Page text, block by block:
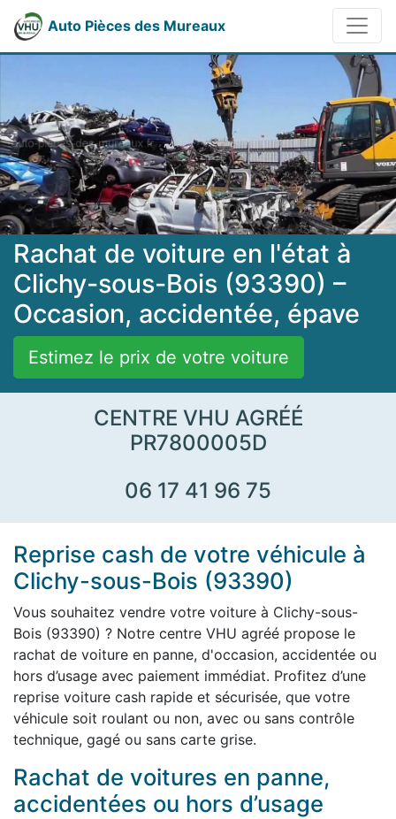
Auto Pièces des Mureaux
Rachat de voiture en l'état à
Clichy-sous-Bois (93390) –
Occasion, accidentée, épave
Estimez le prix de votre voiture
CENTRE VHU AGRÉÉ
PR7800005D
06 17 41 96 75
Reprise cash de votre véhicule à
Clichy-sous-Bois (93390)
Vous souhaitez vendre votre voiture à Clichy-sous-
Bois (93390) ? Notre centre VHU agréé propose le
rachat de voiture en panne, d'occasion, accidentée ou
hors d’usage avec paiement immédiat. Profitez d’une
reprise voiture cash rapide et sécurisée, que votre
véhicule soit roulant ou non, avec ou sans contrôle
technique, gagé ou sans carte grise.
Rachat de voitures en panne,
accidentées ou hors d’usage